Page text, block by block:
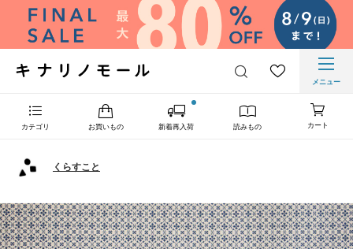
メニュー
カテゴリ お買いもの 新着再入荷 読みもの カート
くらすこと